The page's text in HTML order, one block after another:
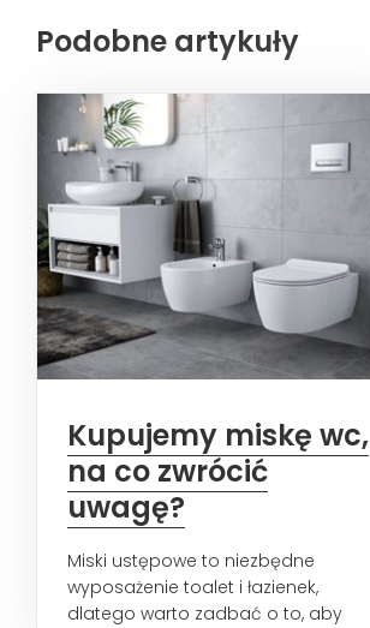
Podobne artykuły
Kupujemy miskę wc,
na co zwrócić
uwagę?
Miski ustępowe to niezbędne
wyposażenie toalet i łazienek,
dlatego warto zadbać o to, aby